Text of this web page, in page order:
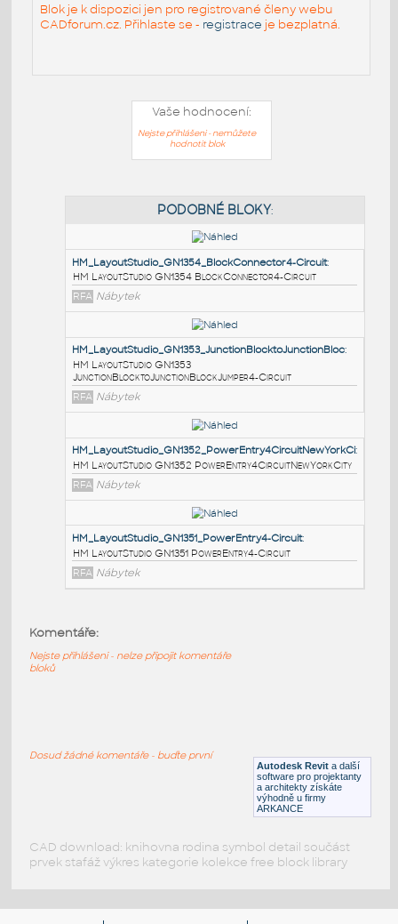
Blok je k dispozici jen pro registrované členy webu
CADforum.cz. Přihlaste se - registrace je bezplatná.
Vaše hodnocení:
Nejste přihlášeni - nemůžete
hodnotit blok
PODOBNÉ BLOKY
HM_LayoutStudio_GN1354_BlockConnector4-Circuit
HM LayoutStudio GN1354 BlockConnector4-Circuit
RFA Nábytek
HM LayoutStudio GN1353
JunctionBlocktoJunctionBlockJumper4-Circuit
RFA Nábytek
HM LayoutStudio GN1352
HM_LayoutStudio_GN1351_PowerEntry4-Circuit
HM LayoutStudio GN1351 PowerEntry4-Circuit
Autodesk Revit a další
software pro projektanty
a architekty získáte
výhodně u firmy
ARKANCE
Komentáře:
Nejste přihlášeni - nelze připojit komentáře
bloků
Dosud žádné komentáře - buďte první
CAD download: knihovna rodina symbol detail součást
prvek stafáž výkres kategorie kolekce free block library